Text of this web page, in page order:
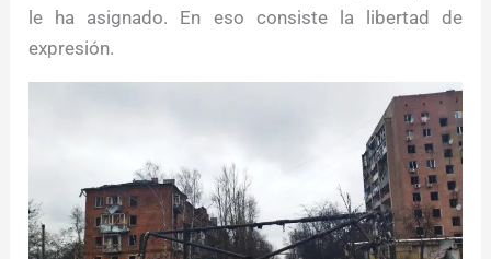
le ha asignado. En eso consiste la libertad de
expresión.